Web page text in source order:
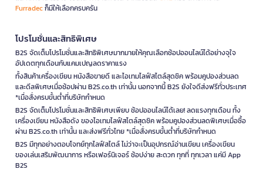
Furradecก็มีให้เลือกครบครัน
โปรโมชั่นและสิทธิพิเศษ
B2S จัดเต็มโปรโมชั่นและสิทธิพิเศษมากมายให้คุณเลือกช้อปออนไลน์ได้อย่างจุใจ
อัปเดตทุกเดือนกับแคมเปญลดราคาแรง
ทั้งสินค้าเครื่องเขียน หนังสือขายดี และไอเทมไลฟ์สไตล์สุดชิค พร้อมคูปองส่วนลด
และดีลพิเศษเมื่อช้อปผ่าน B2S.co.th เท่านั้น นอกจากนี้ B2S ยังใจดีส่งฟรีทั่วประเทศ
*เมื่อสั่งครบขั้นต่ำที่บริษัทกำหนด
B2S จัดเต็มโปรโมชั่นและสิทธิพิเศษเพียบ ช้อปออนไลน์ได้เลย! ลดแรงทุกเดือน ทั้ง
เครื่องเขียน หนังสือดัง ของไอเทมไลฟ์สไตล์สุดชิค พร้อมคูปองส่วนลดพิเศษเมื่อซื้อ
ผ่าน B2S.co.th เท่านั้น และส่งฟรีทั่วไทย *เมื่อสั่งครบขั้นต่ำที่บริษัทกำหนด
B2S มีทุกอย่างตอบโจทย์ทุกไลฟ์สไตล์ ไม่ว่าจะเป็นอุปกรณ์อ่านเขียน เครื่องเขียน
ของเล่นเสริมพัฒนาการ หรือเฟอร์นิเจอร์ ช้อปง่าย สะดวก ทุกที่ ทุกเวลา แค่มี App
B2S